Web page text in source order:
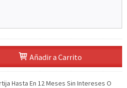
Añadir a Carrito
Hasta En 12 Meses Sin Intereses O